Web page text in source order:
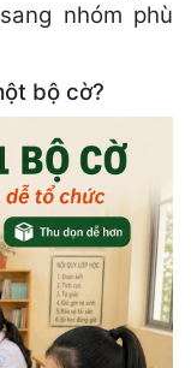
nhóm phù
bộ cờ?